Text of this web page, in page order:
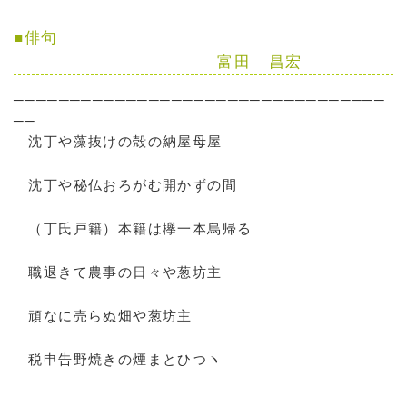
■俳句
富田 昌宏
─────────────────────────────────
──
沈丁や藻抜けの殻の納屋母屋
沈丁や秘仏おろがむ開かずの間
（丁氏戸籍）本籍は欅一本烏帰る
職退きて農事の日々や葱坊主
頑なに売らぬ畑や葱坊主
税申告野焼きの煙まとひつヽ